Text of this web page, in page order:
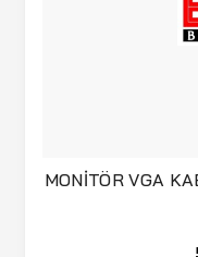
MONİTÖR VGA